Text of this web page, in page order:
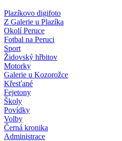
Plazíkovo digifoto
Z Galerie u Plazíka
Okolí Peruce
Fotbal na Peruci
Sport
Židovský hřbitov
Motorky
Galerie u Kozorožce
Křesťané
Fejetony
Školy
Povídky
Volby
Černá kronika
Administrace